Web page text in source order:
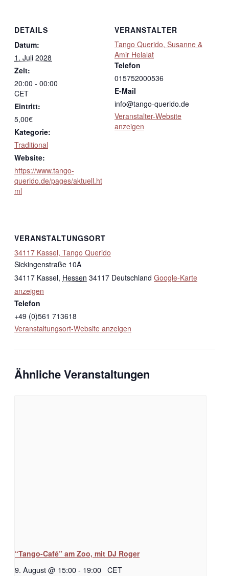
DETAILS
Datum:
1. Juli 2028
Zeit:
20:00 - 00:00
CET
Eintritt:
5,00€
Kategorie:
Traditional
Website:
https://www.tango-
querido.de/pages/aktuell.ht
ml
VERANSTALTER
Tango Querido, Susanne &
Amir Helalat
Telefon
015752000536
E-Mail
info@tango-querido.de
Veranstalter-Website
anzeigen
VERANSTALTUNGSORT
34117 Kassel, Tango Querido
Sickingenstraße 10A
34117 Kassel, Hessen 34117 Deutschland Google-Karte
anzeigen
Telefon
+49 (0)561 713618
Veranstaltungsort-Website anzeigen
Ähnliche Veranstaltungen
“Tango-Café” am Zoo, mit DJ Roger
9. August @ 15:00- 19:00 CET